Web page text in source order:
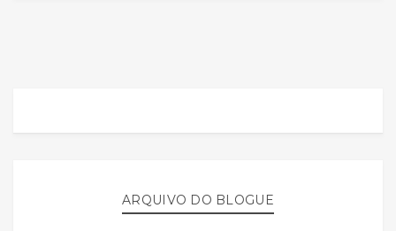
ARQUIVO DO BLOGUE